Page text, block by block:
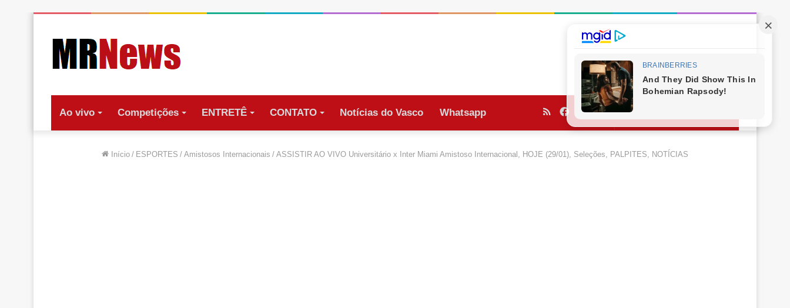
Ao vivo Competições ENTRETÊ CONTATO Notícias do Vasco Whatsapp YouTube
Twitter
Facebook
RSS
Início / ESPORTES / Amistosos Internacionais / ASSISTIR AO VIVO Universitário x Inter Miami Amistoso Internacional, HOJE (29/01), Seleções, PALPITES, NOTÍCIAS